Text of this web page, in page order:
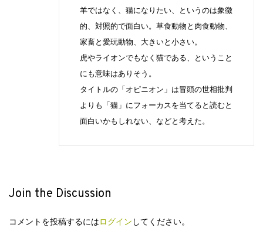
羊ではなく、猫になりたい、というのは象徴
的、対照的で面白い。草食動物と肉食動物、
家畜と愛玩動物、大きいと小さい。
虎やライオンでもなく猫である、ということ
にも意味はありそう。
タイトルの「オピニオン」は冒頭の世相批判
よりも「猫」にフォーカスを当てると読むと
面白いかもしれない、などと考えた。
Join the Discussion
コメントを投稿するにはログイン してください。